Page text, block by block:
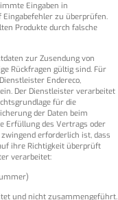
Eingaben in
zu überprüfen.
Produkte durch falsche
zur Zusendung von
Rückfragen gültig sind. Für
Endereco,
Der Dienstleister verarbeitet
für die
der Daten beim
Erfüllung des Vertrags oder
erforderlich ist, dass
ihre Richtigkeit überprüft
verarbeitet:
und nicht zusammengeführt.